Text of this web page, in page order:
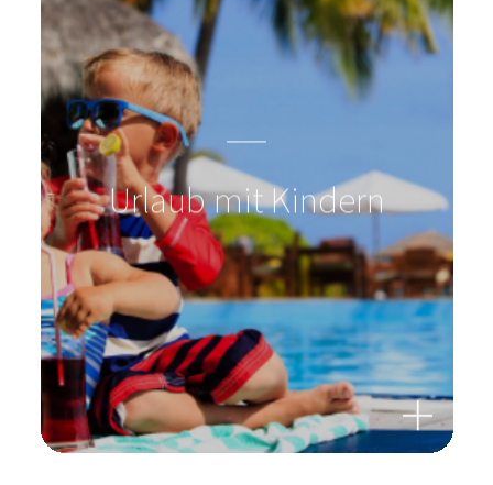
Urlaub mit Kindern
Treten Sie mit uns in